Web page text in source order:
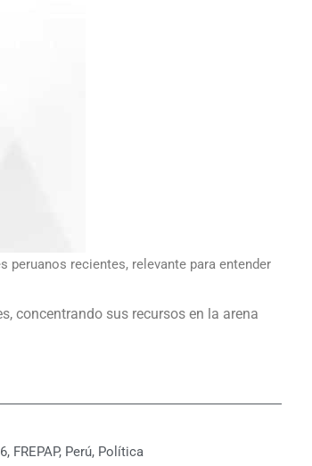
recientes, relevante para entender
concentrando sus recursos en la arena
, FREPAP, Perú, Política